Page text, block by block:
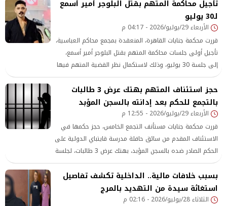
خلافات مالية بينهما
تأجيل محاكمة المتهم بقتل البلوجر أمير أسمع
لـ30 يوليو
الأربعاء 29/يوليو/2026 - 04:17 م
قررت محكمة جنايات القاهرة، المنعقدة بمجمع محاكم العباسية،
تأجيل أولى جلسات محاكمة المتهم بقتل البلوجر أمير أسمع،
إلى جلسة 30 يوليو، وذلك لاستكمال نظر القضية المتهم فيها
بإنهاء حياة المجني عليه إثر خلافات مالية بينهما
حجز استئناف المتهم بهتك عرض 3 طالبات
بالتجمع للحكم بعد إدانته بالسجن المؤبد
الأربعاء 29/يوليو/2026 - 12:55 م
قررت محكمة جنايات مستأنف التجمع الخامس، حجز حكمها في
الاستئناف المقدم من سائق حافلة مدرسة قايتباي الدولية على
الحكم الصادر ضده بالسجن المؤبد، بهتك عرض 3 طالبات، لجلسة
29 سبتمبر المقبل.
بسبب خلافات مالية.. الداخلية تكشف تفاصيل
استغاثة سيدة من التهديد بالمرج
الثلاثاء 28/يوليو/2026 - 02:16 م